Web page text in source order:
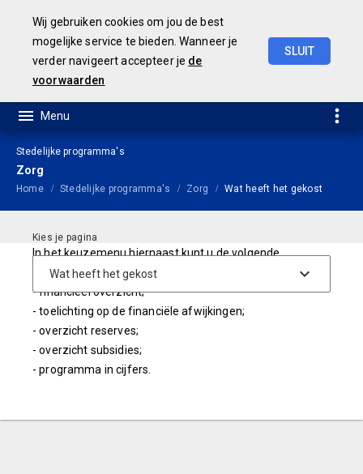
Wij gebruiken cookies om jou de best
mogelijke service te bieden. Wanneer je
verder navigeert accepteer je de
voorwaarden
SLUIT
Stedelijke programma's
Zorg
Home Stedelijke programma's Zorg Wat heeft het gekost
In het keuzemenu hiernaast kunt u de volgende
informatie vinden:
- financieel overzicht;
- toelichting op de financiële afwijkingen;
- overzicht reserves;
- overzicht subsidies;
- programma in cijfers.